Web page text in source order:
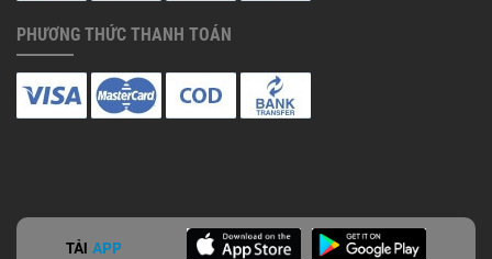
PHƯƠNG THỨC THANH TOÁN
TẢI APP